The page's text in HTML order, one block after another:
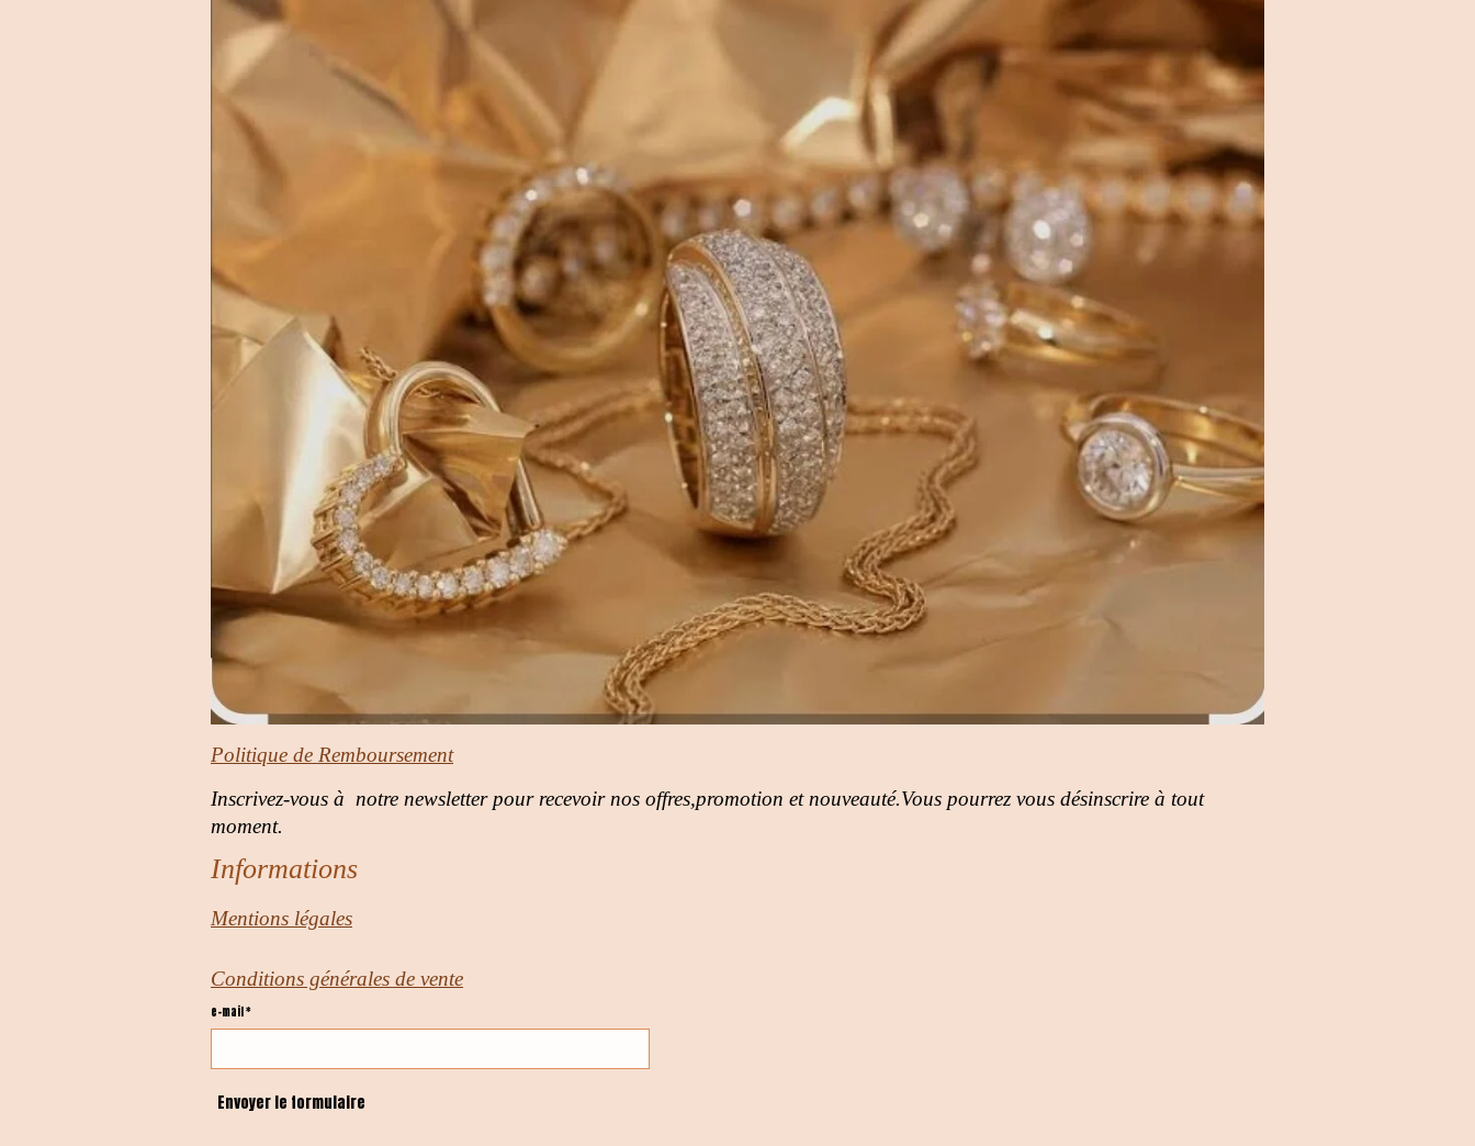
Politique de Remboursement
Inscrivez-vous à notre newsletter pour recevoir nos offres,promotion et nouveauté.Vous pourrez vous désinscrire à tout
moment.
Informations
Mentions légales
Conditions générales de vente
e-mail *
Envoyer le formulaire